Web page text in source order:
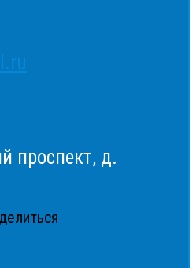
проспект, д.